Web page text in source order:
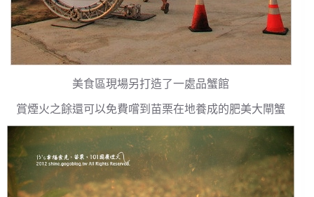
美食區現場另打造了一處品蟹館
賞煙火之餘還可以免費嚐到苗栗在地養成的肥美大閘蟹